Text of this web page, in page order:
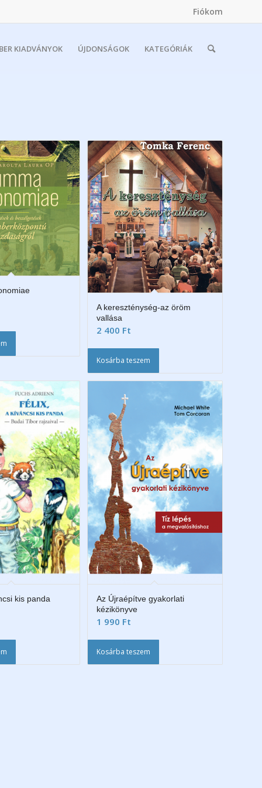
Fiókom
KIADVÁNYOK ÚJDONSÁGOK KATEGÓRIÁK
A kereszténység-az öröm
vallása
2 400 Ft
Kosárba teszem
kis panda
Az Újraépítve gyakorlati
kézikönyve
1 990 Ft
Kosárba teszem